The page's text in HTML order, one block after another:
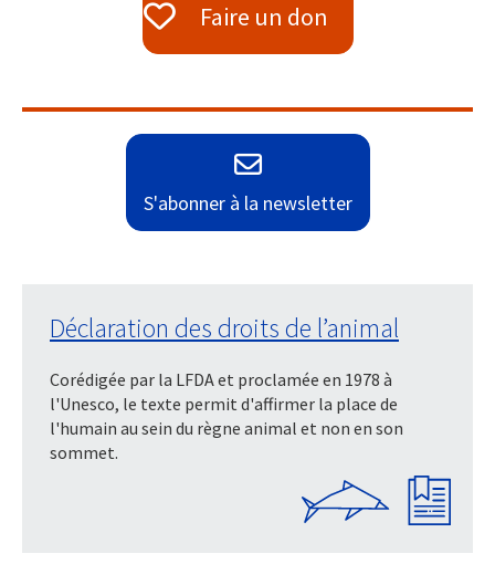
Faire un don
S'abonner à la newsletter
Déclaration des droits de l’animal
Corédigée par la LFDA et proclamée en 1978 à
l'Unesco, le texte permit d'affirmer la place de
l'humain au sein du règne animal et non en son
sommet.